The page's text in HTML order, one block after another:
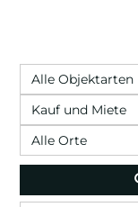
Alle Objektarten
Kauf und Miete
Alle Orte